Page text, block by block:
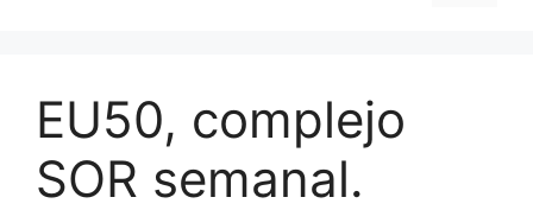
EU50, complejo
SOR semanal.